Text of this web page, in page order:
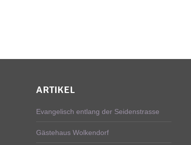
ARTIKEL
Evangelisch entlang der Seidenstrasse
Gästehaus Wolkendorf